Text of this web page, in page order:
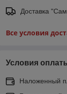
Доставка
Все условия
Условия
Наложенный